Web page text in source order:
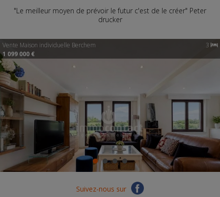
"Le meilleur moyen de prévoir le futur c'est de le créer" Peter
drucker
Vente Maison individuelle Berchem
3
1 099 000 €
Suivez-nous sur